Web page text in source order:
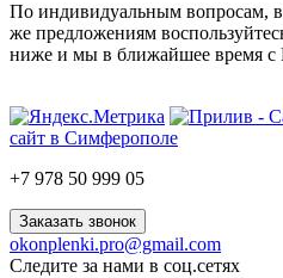
По индивидуальным вопросам,
же предложениям
ниже и мы в ближайшее время с
сайт в Симферополе
+7 978 50 999 05
Заказать звонок
okonplenki.pro@gmail.com
Следите за нами в соц.сетях